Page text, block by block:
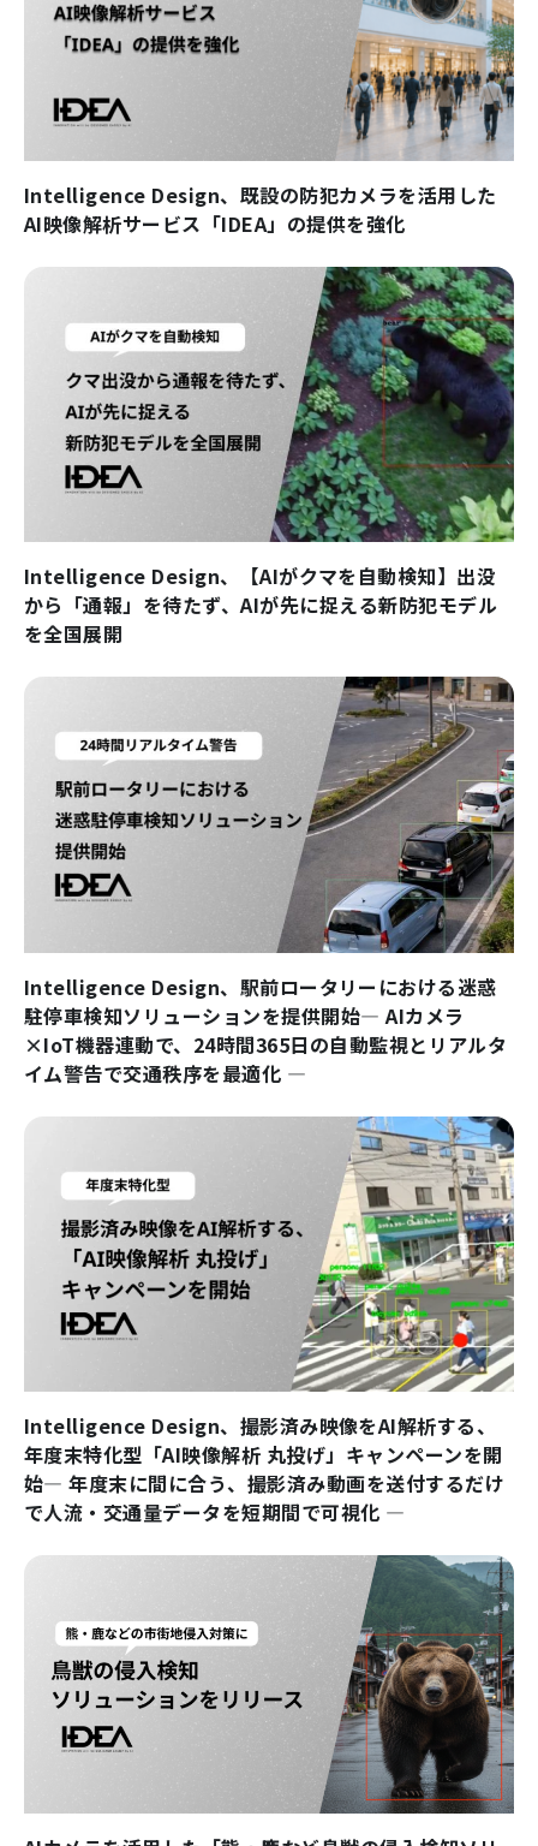
Intelligence Design、既設の防犯カメラを活用した
AI映像解析サービス「IDEA」の提供を強化
Intelligence Design、【AIがクマを自動検知】出没
から「通報」を待たず、AIが先に捉える新防犯モデル
を全国展開
Intelligence Design、駅前ロータリーにおける迷惑
駐停車検知ソリューションを提供開始― AIカメラ
×IoT機器連動で、24時間365日の自動監視とリアルタ
イム警告で交通秩序を最適化 ―
Intelligence Design、撮影済み映像をAI解析する、
年度末特化型「AI映像解析 丸投げ」キャンペーンを開
始― 年度末に間に合う、撮影済み動画を送付するだけ
で人流・交通量データを短期間で可視化 ―